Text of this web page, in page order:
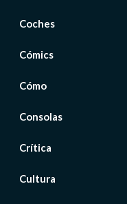
Coches
Cómics
Cómo
Consolas
Crítica
Cultura